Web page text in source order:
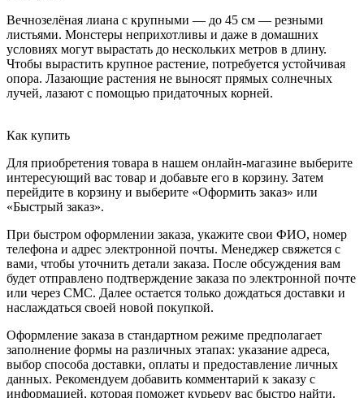
Вечнозелёная лиана с крупными — до 45 см — резными
листьями. Монстеры неприхотливы и даже в домашних
условиях могут вырастать до нескольких метров в длину.
Чтобы вырастить крупное растение, потребуется устойчивая
опора. Лазающие растения не выносят прямых солнечных
лучей, лазают с помощью придаточных корней.
Как купить
Для приобретения товара в нашем онлайн-магазине выберите
интересующий вас товар и добавьте его в корзину. Затем
перейдите в корзину и выберите «Оформить заказ» или
«Быстрый заказ».
При быстром оформлении заказа, укажите свои ФИО, номер
телефона и адрес электронной почты. Менеджер свяжется с
вами, чтобы уточнить детали заказа. После обсуждения вам
будет отправлено подтверждение заказа по электронной почте
или через СМС. Далее остается только дождаться доставки и
наслаждаться своей новой покупкой.
Оформление заказа в стандартном режиме предполагает
заполнение формы на различных этапах: указание адреса,
выбор способа доставки, оплаты и предоставление личных
данных. Рекомендуем добавить комментарий к заказу с
информацией, которая поможет курьеру вас быстро найти.